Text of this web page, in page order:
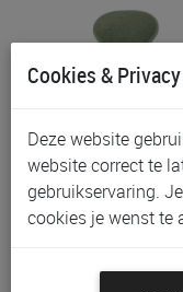
Inlegkussen
Layer, Geschikt Voor
Cookies &
Deze website
website correct te
gebruikservaring.
cookies je wenst te